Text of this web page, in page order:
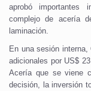
aprobó importantes
complejo de acería
laminación.
En una sesión interna,
adicionales por US$
Acería que se viene
decisión, la inversión